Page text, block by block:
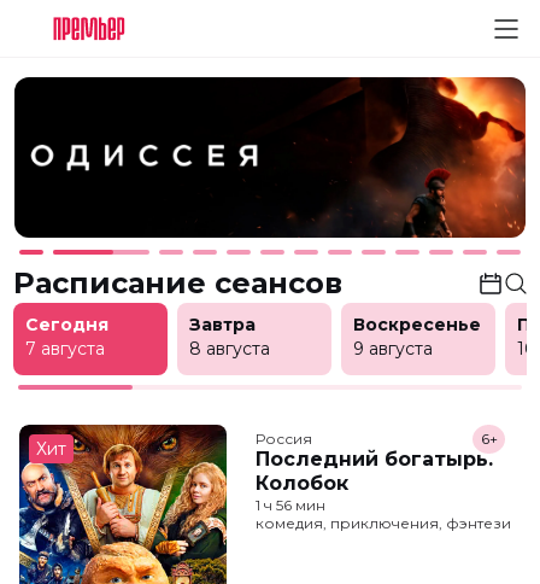
Расписание сеансов
Сегодня
7 августа
Завтра
8 августа
Воскресенье
9 августа
10
Хит Россия
Последний богатырь.
Колобок
6+
1 ч 56 мин
комедия, приключения, фэнтези